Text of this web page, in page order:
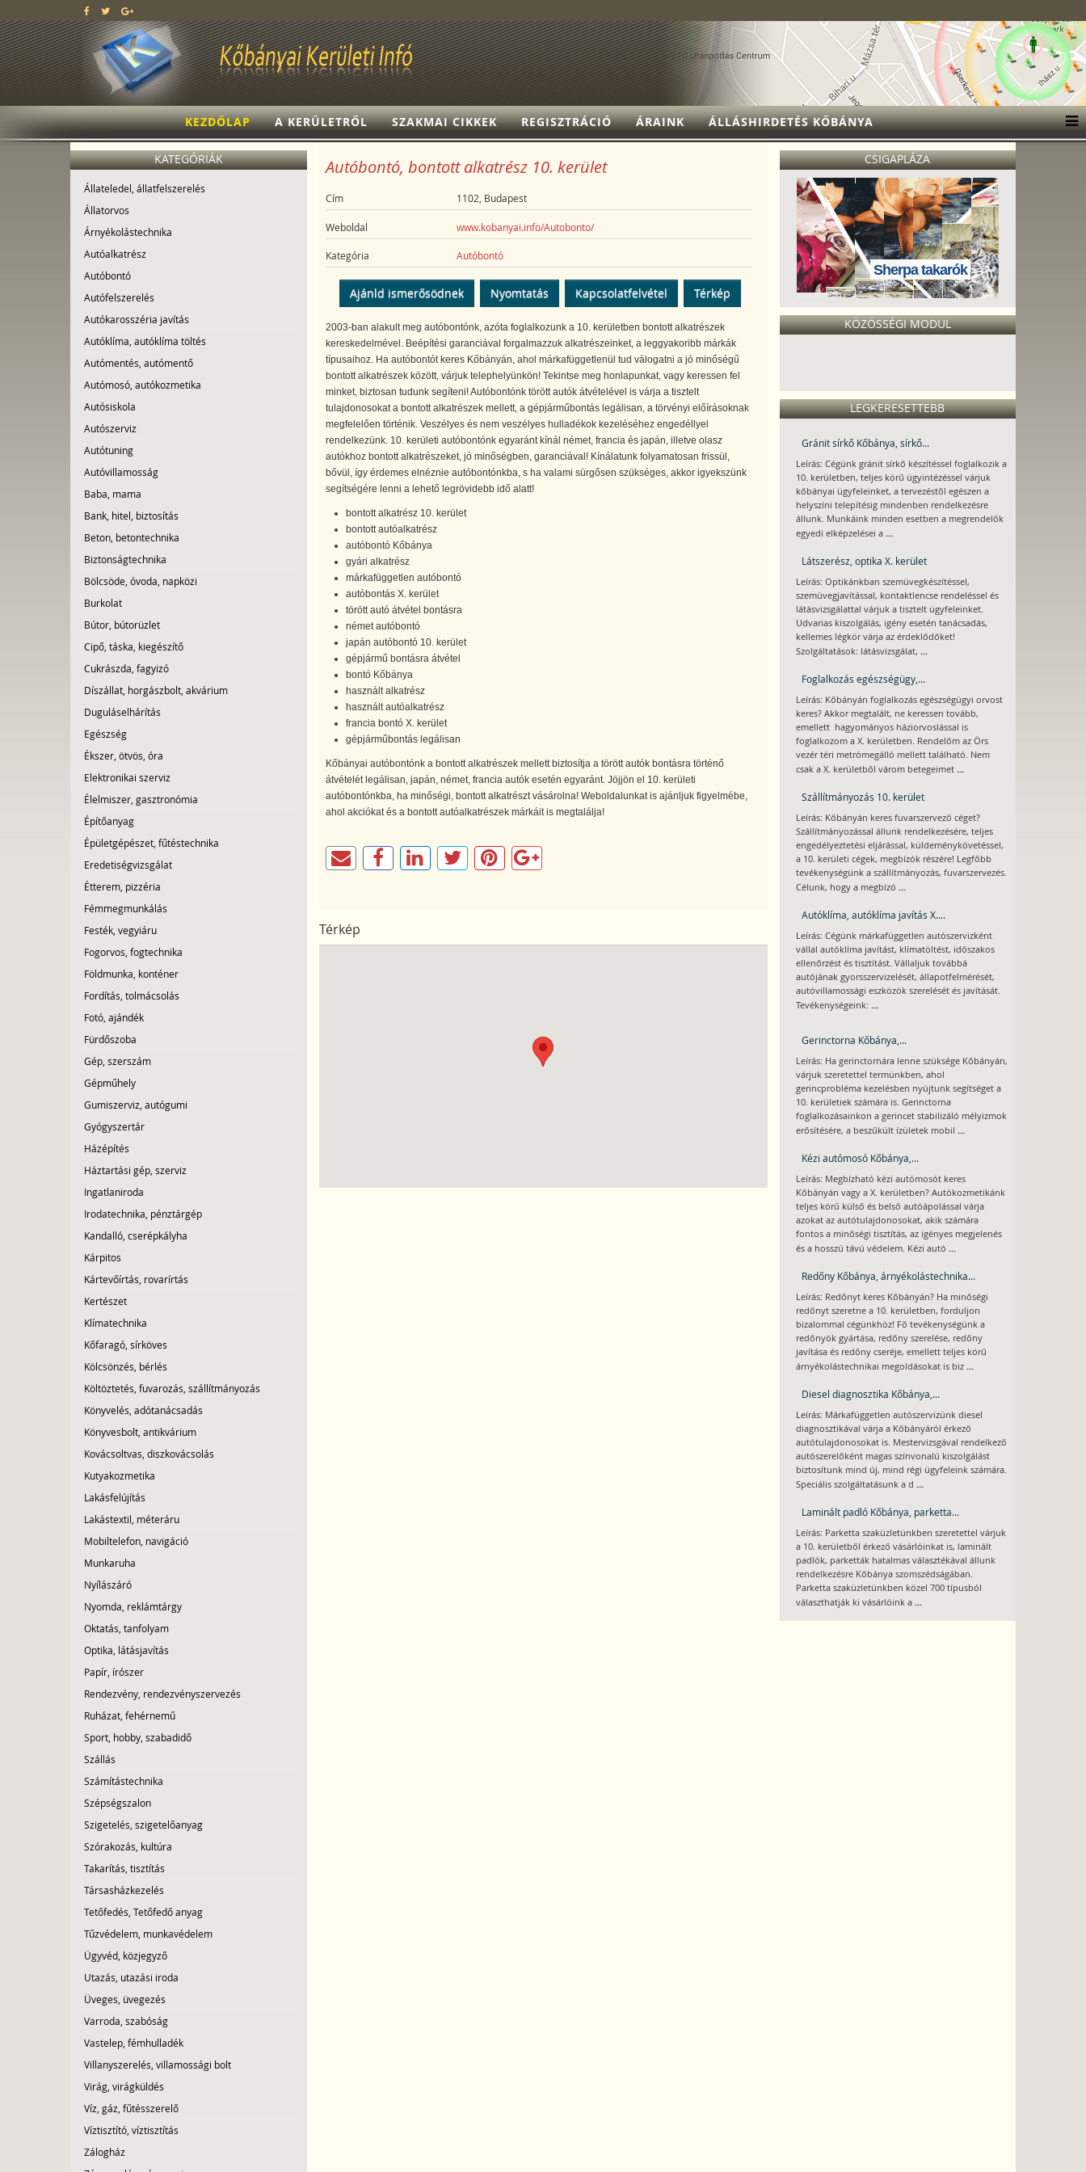
KEZDŐLAP A KERÜLETRŐL SZAKMAI CIKKEK REGISZTRÁCIÓ ÁRAINK ÁLLÁSHIRDETÉS KŐBÁNYA
KATEGÓRIÁK
Állateledel, állatfelszerelés
Állatorvos
Árnyékolástechnika
Autóalkatrész
Autóbontó
Autófelszerelés
Autókarosszéria javítás
Autóklíma, autóklíma töltés
Autómentés, autómentő
Autómosó, autókozmetika
Autósiskola
Autószerviz
Autótuning
Autóvillamosság
Baba, mama
Bank, hitel, biztosítás
Beton, betontechnika
Biztonságtechnika
Bölcsöde, óvoda, napközi
Burkolat
Bútor, bútorüzlet
Cipő, táska, kiegészítő
Cukrászda, fagyizó
Díszállat, horgászbolt, akvárium
Duguláselhárítás
Egészség
Ékszer, ötvös, óra
Elektronikai szerviz
Élelmiszer, gasztronómia
Építőanyag
Épületgépészet, fűtéstechnika
Eredetiségvizsgálat
Étterem, pizzéria
Fémmegmunkálás
Festék, vegyiáru
Fogorvos, fogtechnika
Földmunka, konténer
Fordítás, tolmácsolás
Fotó, ajándék
Fürdőszoba
Gép, szerszám
Gépműhely
Gumiszerviz, autógumi
Gyógyszertár
Házépítés
Háztartási gép, szerviz
Ingatlaniroda
Irodatechnika, pénztárgép
Kandalló, cserépkályha
Kárpitos
Kártevőírtás, rovarírtás
Kertészet
Klímatechnika
Kőfaragó, sírköves
Kölcsönzés, bérlés
Költöztetés, fuvarozás, szállítmányozás
Könyvelés, adótanácsadás
Könyvesbolt, antikvárium
Kovácsoltvas, diszkovácsolás
Kutyakozmetika
Lakásfelújítás
Lakástextil, méteráru
Mobiltelefon, navigáció
Munkaruha
Nyílászáró
Nyomda, reklámtárgy
Oktatás, tanfolyam
Optika, látásjavítás
Papír, írószer
Rendezvény, rendezvényszervezés
Ruházat, fehérnemű
Sport, hobby, szabadidő
Szállás
Számítástechnika
Szépségszalon
Szigetelés, szigetelőanyag
Szórakozás, kultúra
Takarítás, tisztítás
Társasházkezelés
Tetőfedés, Tetőfedő anyag
Tűzvédelem, munkavédelem
Ügyvéd, közjegyző
Utazás, utazási iroda
Üveges, üvegezés
Varroda, szabóság
Vastelep, fémhulladék
Villanyszerelés, villamossági bolt
Virág, virágküldés
Víz, gáz, fűtésszerelő
Víztisztító, víztisztítás
Zálogház
Autóbontó, bontott alkatrész 10. kerület
Cím 1102, Budapest
Weboldal www.kobanyai.info/Autobonto/
Kategória Autóbontó
Ajánld ismerősödnek Nyomtatás Kapcsolatfelvétel Térkép
2003-ban alakult meg autóbontónk, azóta foglalkozunk a 10. kerületben bontott alkatrészek
kereskedelmével. Beépítési garanciával forgalmazzuk alkatrészeinket, a leggyakoribb márkák
típusaihoz. Ha autóbontót keres Kőbányán, ahol márkafüggetlenül tud válogatni a jó minőségű
bontott alkatrészek között, várjuk telephelyünkön! Tekintse meg honlapunkat, vagy keressen fel
minket, biztosan tudunk segíteni! Autóbontónk törött autók átvételével is várja a tisztelt
tulajdonosokat a bontott alkatrészek mellett, a gépjárműbontás legálisan, a törvényi előírásoknak
megfelelően történik. Veszélyes és nem veszélyes hulladékok kezeléséhez engedéllyel
rendelkezünk. 10. kerületi autóbontónk egyaránt kínál német, francia és japán, illetve olasz
autókhoz bontott alkatrészeket, jó minőségben, garanciával! Kínálatunk folyamatosan frissül,
bővül, így érdemes elnéznie autóbontónkba, s ha valami sürgősen szükséges, akkor igyekszünk
segítségére lenni a lehető legrövidebb idő alatt!
bontott alkatrész 10. kerület
bontott autóalkatrész
autóbontó Kőbánya
gyári alkatrész
márkafüggetlen autóbontó
autóbontás X. kerület
törött autó átvétel bontásra
német autóbontó
japán autóbontó 10. kerület
gépjármű bontásra átvétel
bontó Kőbánya
használt alkatrész
használt autóalkatrész
francia bontó X. kerület
gépjárműbontás legálisan
Kőbányai autóbontónk a bontott alkatrészek mellett biztosítja a törött autók bontásra történő
átvételét legálisan, japán, német, francia autók esetén egyaránt. Jöjjön el 10. kerületi
autóbontónkba, ha minőségi, bontott alkatrészt vásárolna! Weboldalunkat is ajánljuk figyelmébe,
ahol akciókat és a bontott autóalkatrészek márkáit is megtalálja!
Térkép
CSIGAPLÁZA
Sherpa takarók
KÖZÖSSÉGI MODUL
LEGKERESETTEBB
Gránit sírkő Kőbánya, sírkő...
Leírás: Cégünk gránit sírkő készítéssel foglalkozik a
10. kerületben, teljes körű ügyintézéssel várjuk
kőbányai ügyfeleinket, a tervezéstől egészen a
helyszíni telepítésig mindenben rendelkezésre
állunk. Munkáink minden esetben a megrendelők
egyedi elképzelései a ...
Látszerész, optika X. kerület
Leírás: Optikánkban szemüvegkészítéssel,
szemüvegjavítással, kontaktlencse rendeléssel és
látásvizsgálattal várjuk a tisztelt ügyfeleinket.
Udvarias kiszolgálás, igény esetén tanácsadás,
kellemes légkör várja az érdeklődőket!
Szolgáltatások: látásvizsgálat, ...
Foglalkozás egészségügy,...
Leírás: Kőbányán foglalkozás egészségügyi orvost
keres? Akkor megtalált, ne keressen tovább,
emellett hagyományos háziorvoslással is
foglalkozom a X. kerületben. Rendelőm az Örs
vezér téri metrómegálló mellett található. Nem
csak a X. kerületből várom betegeimet ...
Szállítmányozás 10. kerület
Leírás: Kőbányán keres fuvarszervező céget?
Szállítmányozással állunk rendelkezésére, teljes
engedélyeztetési eljárással, küldeménykövetéssel,
a 10. kerületi cégek, megbízók részére! Legfőbb
tevékenységünk a szállítmányozás, fuvarszervezés.
Célunk, hogy a megbízó ...
Autóklíma, autóklíma javítás X....
Leírás: Cégünk márkafüggetlen autószervizként
vállal autóklíma javítást, klímatöltést, időszakos
ellenőrzést és tisztítást. Vállaljuk továbbá
autójának gyorsszervizelését, állapotfelmérését,
autóvillamossági eszközök szerelését és javítását.
Tevékenységeink: ...
Gerinctorna Kőbánya,...
Leírás: Ha gerinctornára lenne szüksége Kőbányán,
várjuk szeretettel termünkben, ahol
gerincprobléma kezelésben nyújtunk segítséget a
10. kerületiek számára is. Gerinctorna
foglalkozásainkon a gerincet stabilizáló mélyizmok
erősítésére, a beszűkült ízületek mobil ...
Kézi autómosó Kőbánya,...
Leírás: Megbízható kézi autómosót keres
Kőbányán vagy a X. kerületben? Autókozmetikánk
teljes körű külső és belső autóápolással várja
azokat az autótulajdonosokat, akik számára
fontos a minőségi tisztítás, az igényes megjelenés
és a hosszú távú védelem. Kézi autó ...
Redőny Kőbánya, árnyékolástechnika...
Leírás: Redőnyt keres Kőbányán? Ha minőségi
redőnyt szeretne a 10. kerületben, forduljon
bizalommal cégünkhöz! Fő tevékenységünk a
redőnyök gyártása, redőny szerelése, redőny
javítása és redőny cseréje, emellett teljes körű
árnyékolástechnikai megoldásokat is biz ...
Diesel diagnosztika Kőbánya,...
Leírás: Márkafüggetlen autószervizünk diesel
diagnosztikával várja a Kőbányáról érkező
autótulajdonosokat is. Mestervizsgával rendelkező
autószerelőként magas színvonalú kiszolgálást
biztosítunk mind új, mind régi ügyfeleink számára.
Speciális szolgáltatásunk a d ...
Laminált padló Kőbánya, parketta...
Leírás: Parketta szaküzletünkben szeretettel várjuk
a 10. kerületből érkező vásárlóinkat is, laminált
padlók, parketták hatalmas választékával állunk
rendelkezésre Kőbánya szomszédságában.
Parketta szaküzletünkben közel 700 típusból
választhatják ki vásárlóink a ...